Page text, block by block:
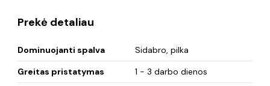
Prekė detaliau
Dominuojanti spalva
Sidabro, pilka
Greitas pristatymas
1 - 3 darbo dienos